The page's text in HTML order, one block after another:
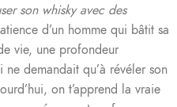
son whisky avec des
d’un homme qui bâtit sa
vie, une profondeur
demandait qu’à révéler son
on t’apprend la vraie